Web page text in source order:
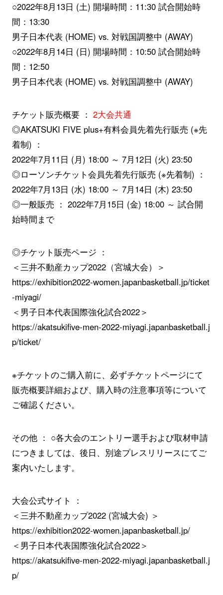
○2022年8月13日 (土) 開場時間：11:30 試合開始時
間：13:30
男子日本代表 (HOME) vs. 対戦国調整中 (AWAY)
○2022年8月14日 (日) 開場時間：10:50 試合開始時
間：12:50
男子日本代表 (HOME) vs. 対戦国調整中 (AWAY)
チケット販売概要 ： 2大会共通
◎AKATSUKI FIVE plus+有料会員先着先行販売 (※先
着制) ：
2022年7月11日 (月) 18:00 ～ 7月12日 (火) 23:50
◎ローソンチケット会員先着先行販売 (※先着制) ：
2022年7月13日 (水) 18:00 ～ 7月14日 (木) 23:50
◎一般販売 ： 2022年7月15日 (金) 18:00 ～ 試合開
始時間まで
◎チケット販売ページ ：
＜三井不動産カップ2022（宮城大会）＞
https://exhibition2022-women.japanbasketball.jp/ticket
-miyagi/
＜男子日本代表国際強化試合2022＞
https://akatsukifive-men-2022-miyagi.japanbasketball.j
p/ticket/
※チケットのご購入前に、必ずチケットページにて
販売概要詳細および、購入時の注意事項等について
ご確認ください。
その他 ： ○各大会のエントリー選手および取材申請
につきましては、後日、別途プレスリリースにてご
案内いたします。
大会公式サイト ：
＜三井不動産カップ2022 (宮城大会) ＞
https://exhibition2022-women.japanbasketball.jp/
＜男子日本代表国際強化試合2022＞
https://akatsukifive-men-2022-miyagi.japanbasketball.j
p/